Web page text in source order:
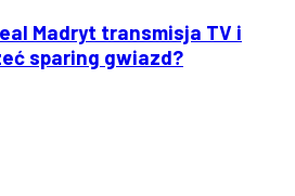
Madryt transmisja TV i
sparing gwiazd?